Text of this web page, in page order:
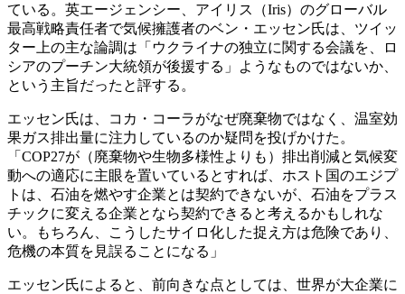
ている。英エージェンシー、アイリス（Iris）のグローバル
最高戦略責任者で気候擁護者のベン・エッセン氏は、ツイッ
ター上の主な論調は「ウクライナの独立に関する会議を、ロ
シアのプーチン大統領が後援する」ようなものではないか、
という主旨だったと評する。
エッセン氏は、コカ・コーラがなぜ廃棄物ではなく、温室効
果ガス排出量に注力しているのか疑問を投げかけた。
「COP27が（廃棄物や生物多様性よりも）排出削減と気候変
動への適応に主眼を置いているとすれば、ホスト国のエジプ
トは、石油を燃やす企業とは契約できないが、石油をプラス
チックに変える企業となら契約できると考えるかもしれな
い。もちろん、こうしたサイロ化した捉え方は危険であり、
危機の本質を見誤ることになる」
エッセン氏によると、前向きな点としては、世界が大企業に